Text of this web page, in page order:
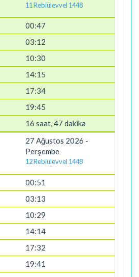
11 Rebiülevvel 1448
00:47
03:12
10:30
14:15
17:34
19:45
16 saat, 47 dakika
27 Ağustos 2026 -
Perşembe
12 Rebiülevvel 1448
00:51
03:13
10:29
14:14
17:32
19:41